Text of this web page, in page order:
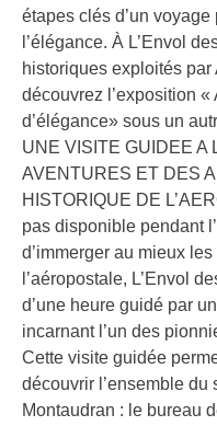
étapes clés d’un
l’élégance. À L’Envol
historiques exploités
découvrez l’exposition
d’élégance» sous un
UNE VISITE GUIDEE A
AVENTURES ET DES
HISTORIQUE DE
pas disponible pendant
d’immerger au mieux
l’aéropostale, L’Envol
d’une heure guidé par
incarnant l’un des
Cette visite guidée
découvrir l’ensemble
Montaudran : le bureau